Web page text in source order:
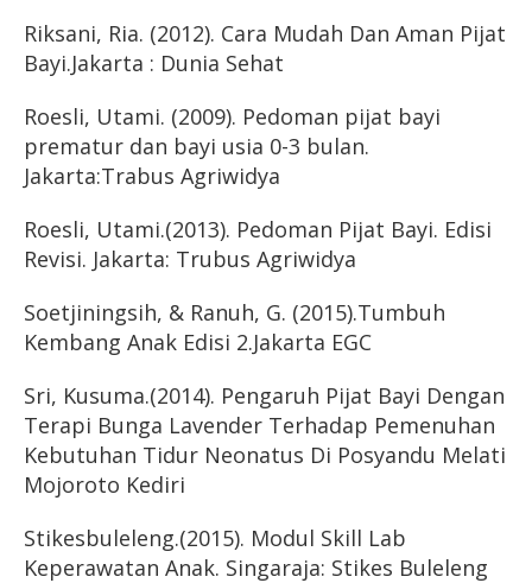
Riksani, Ria. (2012). Cara Mudah Dan Aman Pijat
Bayi.Jakarta : Dunia Sehat
Roesli, Utami. (2009). Pedoman pijat bayi
prematur dan bayi usia 0-3 bulan.
Jakarta:Trabus Agriwidya
Roesli, Utami.(2013). Pedoman Pijat Bayi. Edisi
Revisi. Jakarta: Trubus Agriwidya
Soetjiningsih, & Ranuh, G. (2015).Tumbuh
Kembang Anak Edisi 2.Jakarta EGC
Sri, Kusuma.(2014). Pengaruh Pijat Bayi Dengan
Terapi Bunga Lavender Terhadap Pemenuhan
Kebutuhan Tidur Neonatus Di Posyandu Melati
Mojoroto Kediri
Stikesbuleleng.(2015). Modul Skill Lab
Keperawatan Anak. Singaraja: Stikes Buleleng